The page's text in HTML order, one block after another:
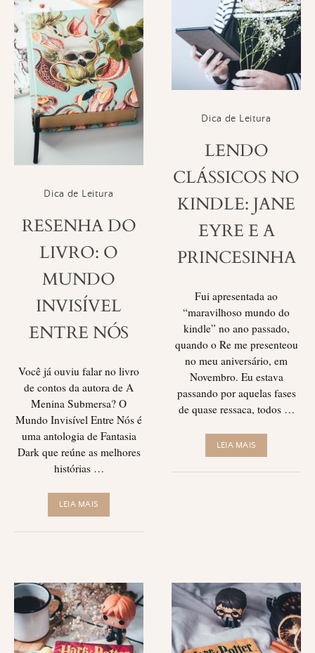
Dica de Leitura
RESENHA DO
LIVRO: O
MUNDO
INVISÍVEL
ENTRE NÓS
Você já ouviu falar no livro
de contos da autora de A
Menina Submersa? O
Mundo Invisível Entre Nós é
uma antologia de Fantasia
Dark que reúne as melhores
histórias …
LEIA MAIS
Dica de Leitura
LENDO
CLÁSSICOS NO
KINDLE: JANE
EYRE E A
PRINCESINHA
Fui apresentada ao
“maravilhoso mundo do
kindle” no ano passado,
quando o Re me presenteou
no meu aniversário, em
Novembro. Eu estava
passando por aquelas fases
de quase ressaca, todos …
LEIA MAIS